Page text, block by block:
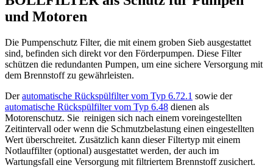
und Motoren
Die Pumpenschutz Filter, die mit einem groben Sieb ausgestattet
sind, befinden sich direkt vor den Förderpumpen. Diese Filter
schützen die redundanten Pumpen, um eine sichere Versorgung mit
dem Brennstoff zu gewährleisten.
Derautomatische Rückspülfilter vom Typ 6.72.1 sowie der
automatische Rückspülfilter vom Typ 6.48 dienen als
Motorenschutz. Sie reinigen sich nach einem voreingestellten
Zeitintervall oder wenn die Schmutzbelastung einen eingestellten
Wert überschreitet. Zusätzlich kann dieser Filtertyp mit einem
Notlauffilter (optional) ausgestattet werden, der auch im
Wartungsfall eine Versorgung mit filtriertem Brennstoff zusichert.